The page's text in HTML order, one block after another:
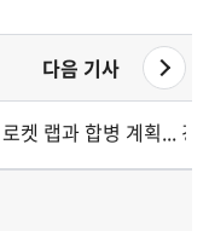
다음 기사
켓 랩과 합병 계획... 경